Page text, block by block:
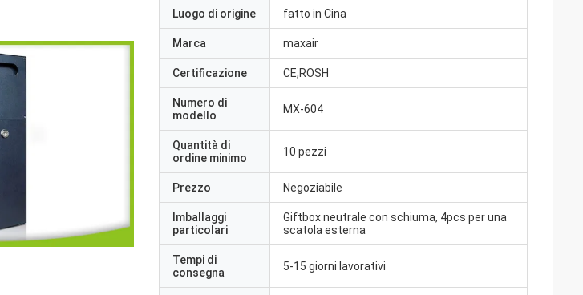
Luogo di origine fatto in Cina
Marca maxair
Certificazione CE,ROSH
Numero di
modello
MX-604
Quantità di
ordine minimo
10 pezzi
Prezzo Negoziabile
Imballaggi
particolari
Giftbox neutrale con schiuma, 4pcs per una
scatola esterna
Tempi di
consegna
5-15 giorni lavorativi